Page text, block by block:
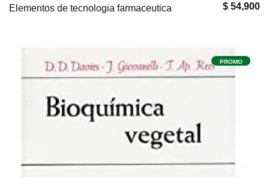
$ 54,900
Elementos de tecnologia farmaceutica
PROMO